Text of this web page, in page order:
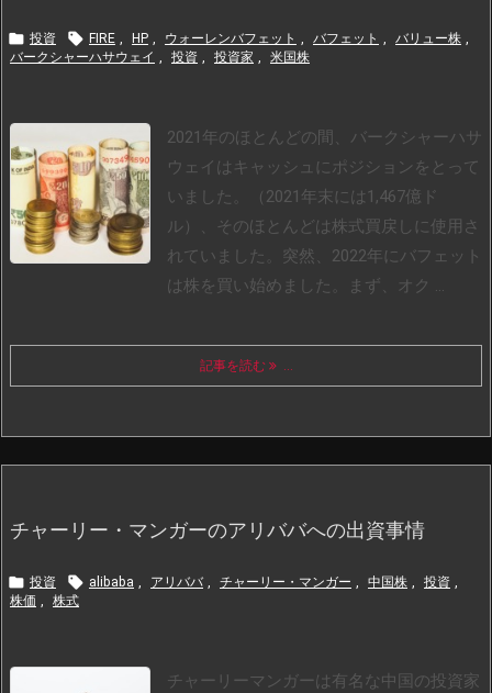
 投資  FIRE , HP , ウォーレンバフェット , バフェット , バリュー株 ,
バークシャーハサウェイ , 投資 , 投資家 , 米国株
2021年のほとんどの間、バークシャーハサ
ウェイはキャッシュにポジションをとって
いました。（2021年末には1,467億ド
ル）、そのほとんどは株式買戻しに使用さ
れていました。突然、2022年にバフェット
は株を買い始めました。まず、オク ...
記事を読む ...
チャーリー・マンガーのアリババへの出資事情
 投資  alibaba , アリババ , チャーリー・マンガー , 中国株 , 投資 ,
株価 , 株式
チャーリーマンガーは有名な中国の投資家